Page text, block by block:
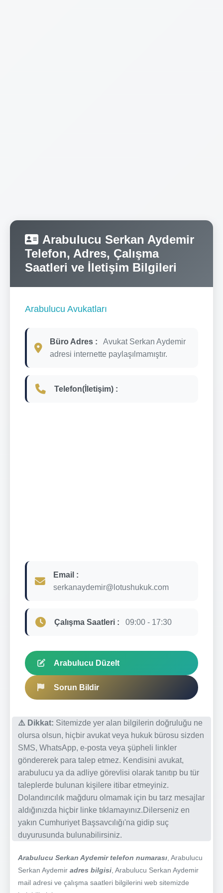
Arabulucu Serkan Aydemir
Telefon, Adres, Çalışma
Saatleri ve İletişim Bilgileri
Arabulucu Avukatları
Büro Adres :
Avukat Serkan Aydemir
adresi internette paylaşılmamıştır.
Telefon(İletişim) :
Email :
serkanaydemir@lotushukuk.com
Çalışma Saatleri : 09:00 - 17:30
Arabulucu Düzelt
Sorun Bildir
⚠️ Dikkat: Sitemizde yer alan bilgilerin doğruluğu ne
olursa olsun, hiçbir avukat veya hukuk bürosu sizden
SMS, WhatsApp, e-posta veya şüpheli linkler
göndererek para talep etmez. Kendisini avukat,
arabulucu ya da adliye görevlisi olarak tanıtıp bu tür
taleplerde bulunan kişilere itibar etmeyiniz.
Dolandırıcılık mağduru olmamak için bu tarz mesajlar
aldığınızda hiçbir linke tıklamayınız.Dilerseniz en
yakın Cumhuriyet Başsavcılığı'na gidip suç
duyurusunda bulunabilirsiniz.
Arabulucu Serkan Aydemir telefon numarası , Arabulucu
Serkan Aydemir adres bilgisi , Arabulucu Serkan Aydemir
mail adresi ve çalışma saatleri bilgilerini web sitemizde